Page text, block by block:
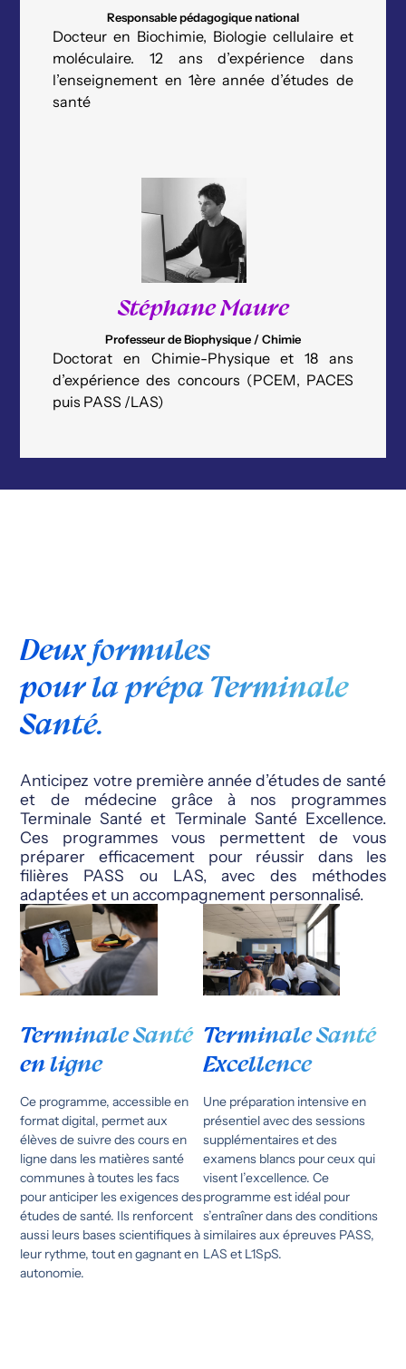
Responsable pédagogique national
Docteur en Biochimie, Biologie cellulaire et
moléculaire. 12 ans d’expérience dans
l’enseignement en 1ère année d’études de
santé
Stéphane Maure
Professeur de Biophysique / Chimie
Doctorat en Chimie-Physique et 18 ans
d’expérience des concours (PCEM, PACES
puis PASS /LAS)
Deux formules
pour la prépa Terminale
Santé.
Anticipez votre première année d’études de santé
et de médecine grâce à nos programmes
Terminale Santé et Terminale Santé Excellence.
Ces programmes vous permettent de vous
préparer efficacement pour réussir dans les
filières PASS ou LAS, avec des méthodes
adaptées et un accompagnement personnalisé.
Terminale Santé
en ligne
Ce programme, accessible en
format digital, permet aux
élèves de suivre des cours en
ligne dans les matières santé
communes à toutes les facs
pour anticiper les exigences des
études de santé. Ils renforcent
aussi leurs bases scientifiques à
leur rythme, tout en gagnant en
autonomie.
Terminale Santé
Excellence
Une préparation intensive en
présentiel avec des sessions
supplémentaires et des
examens blancs pour ceux qui
visent l’excellence. Ce
programme est idéal pour
s’entraîner dans des conditions
similaires aux épreuves PASS,
LAS et L1SpS.